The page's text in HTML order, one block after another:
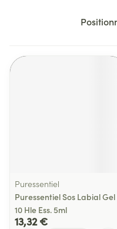
Trier par:
Puressentiel
Puressentiel Sos Labial Gel
10 Hle Ess. 5ml
13,32 €